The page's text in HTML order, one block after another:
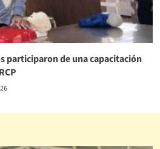
participaron de una capacitación